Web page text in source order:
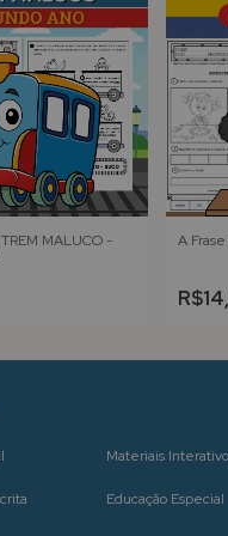
MALUCO -
A
Materiais
Educação Especial